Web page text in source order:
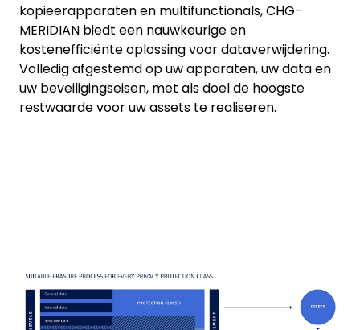
kopieerapparaten en multifunctionals, CHG-
MERIDIAN biedt een nauwkeurige en
kostenefficiënte oplossing voor dataverwijdering.
Volledig afgestemd op uw apparaten, uw data en
uw beveiligingseisen, met als doel de hoogste
restwaarde voor uw assets te realiseren.